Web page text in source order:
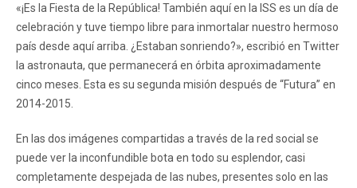
«¡Es la Fiesta de la República! También aquí en la ISS es un día de
celebración y tuve tiempo libre para inmortalar nuestro hermoso
país desde aquí arriba. ¿Estaban sonriendo?», escribió en Twitter
la astronauta, que permanecerá en órbita aproximadamente
cinco meses. Esta es su segunda misión después de “Futura” en
2014-2015.
En las dos imágenes compartidas a través de la red social se
puede ver la inconfundible bota en todo su esplendor, casi
completamente despejada de las nubes, presentes solo en las